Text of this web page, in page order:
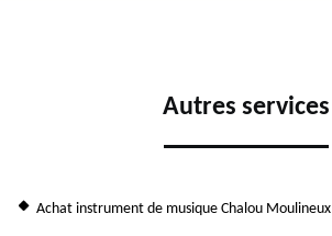
Autres services
Achat instrument de musique Chalou Moulineux